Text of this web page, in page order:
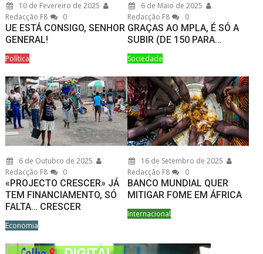
10 de Fevereiro de 2025
Redacção F8
0
UE ESTÁ CONSIGO, SENHOR
GENERAL!
Política
6 de Maio de 2025
Redacção F8
0
GRAÇAS AO MPLA, É SÓ A
SUBIR (DE 150 PARA…
Sociedade
6 de Outubro de 2025
Redacção F8
0
«PROJECTO CRESCER» JÁ
TEM FINANCIAMENTO, SÓ
FALTA… CRESCER
Economia
16 de Setembro de 2025
Redacção F8
0
BANCO MUNDIAL QUER
MITIGAR FOME EM ÁFRICA
Internacional